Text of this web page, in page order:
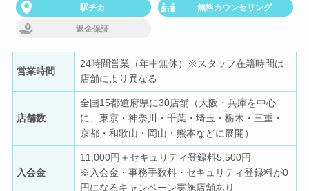
駅チカ 無料カウンセリング
返金保証
営業時間
24時間営業（年中無休）※スタッフ在籍時間は
店舗により異なる
店舗数
全国15都道府県に30店舗（大阪・兵庫を中心
に、東京・神奈川・千葉・埼玉・栃木・三重・
京都・和歌山・岡山・熊本などに展開）
入会金
11,000円＋セキュリティ登録料5,500円
※入会金・事務手数料・セキュリティ登録料が0
円になるキャンペーン実施店舗あり